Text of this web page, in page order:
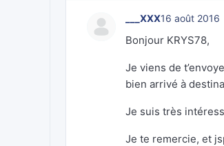
___XXX16 août 2016
Bonjour KRYS78,
Je viens de
bien arrivé à
Je suis très
Je te remercie, et